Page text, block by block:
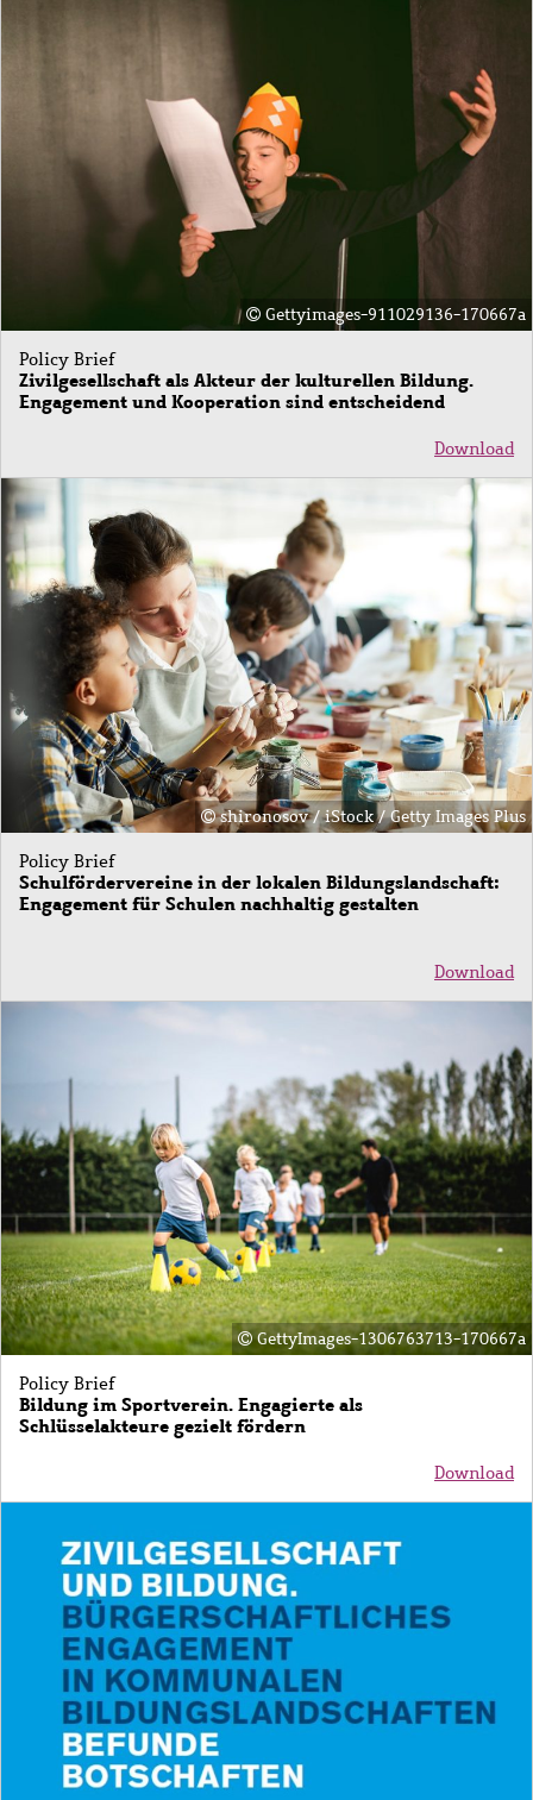
Gettyimages-911029136-170667a
Policy Brief
Zivilgesellschaft als Akteur der kulturellen Bildung.
Engagement und Kooperation sind entscheidend
Download
shironosov / iStock / Getty Images Plus
Policy Brief
Schulfördervereine in der lokalen Bildungslandschaft:
Engagement für Schulen nachhaltig gestalten
Download
GettyImages-1306763713-170667a
Policy Brief
Bildung im Sportverein. Engagierte als
Schlüsselakteure gezielt fördern
Download